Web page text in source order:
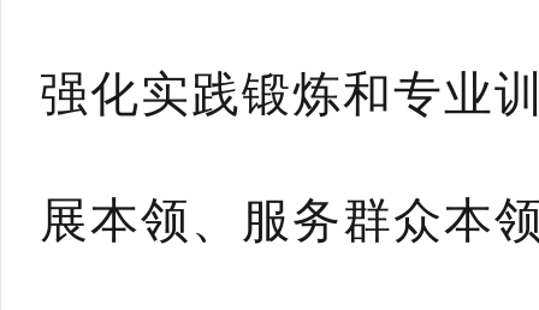
强化实践锻炼和专业
展本领、服务群众本